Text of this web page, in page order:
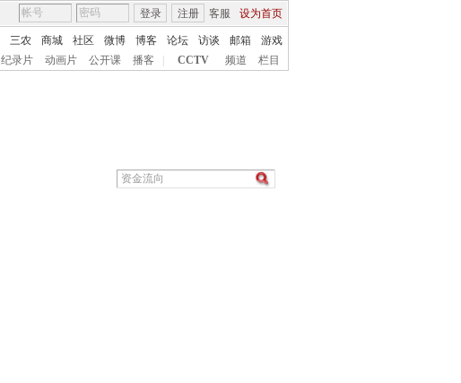
客服 设为首页
登录 注册
三农 商城 社区 微博 博客 论坛 访谈 邮箱
游戏
纪录片 动画片 公开课 播客 CCTV 频道 栏目